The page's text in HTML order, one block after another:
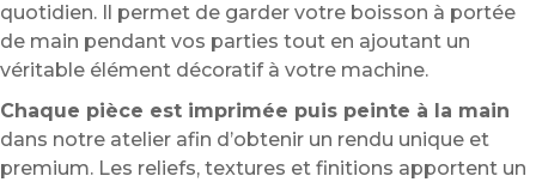
quotidien. Il permet de garder votre boisson à portée
de main pendant vos parties tout en ajoutant un
véritable élément décoratif à votre machine.
Chaque pièce est imprimée puis peinte à la main
dans notre atelier afin d’obtenir un rendu unique et
premium. Les reliefs, textures et finitions apportent un